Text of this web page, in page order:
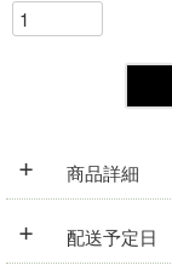
+ 商品詳細
+ 配送予定日